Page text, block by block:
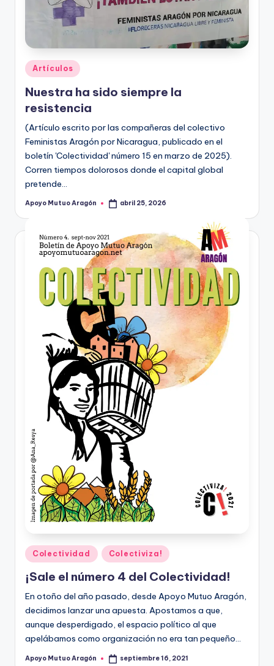
a
g
o
n
Publicado
en
Artículos
Nuestra ha sido siempre la
resistencia
(Artículo escrito por las compañeras del colectivo
Feministas Aragón por Nicaragua, publicado en el
boletín 'Colectividad' número 15 en marzo de 2025).
Corren tiempos dolorosos donde el capital global
pretende…
Publicado
Apoyo Mutuo Aragón abril 25, 2026
Publicado
en
Colectividad Colectiviza!
¡Sale el número 4 del Colectividad!
En otoño del año pasado, desde Apoyo Mutuo Aragón,
decidimos lanzar una apuesta. Apostamos a que,
aunque desperdigado, el espacio político al que
apelábamos como organización no era tan pequeño…
Publicado
Apoyo Mutuo Aragón septiembre 16, 2021